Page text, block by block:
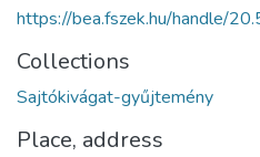
https://bea.fszek.hu/handle/
Collections
Sajtókivágat-gyűjtemény
Place, address